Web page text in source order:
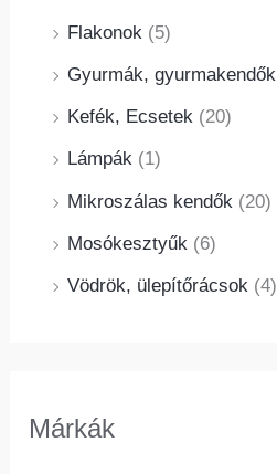
Flakonok (5)
Gyurmák, gyurmakendők
Kefék, Ecsetek (20)
Lámpák (1)
Mikroszálas kendők (20)
Mosókesztyűk (6)
Vödrök, ülepítőrácsok (4)
Márkák